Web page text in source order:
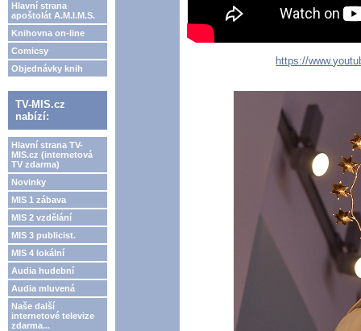
Hlavní strana
apoštolát A.M.I.M.S.
Knihovna on-line
Comicsy
Objednávky knih
TV-MIS.cz
nabízí:
Hlavní strana TV-
MIS.cz (internetová
TV zdarma)
Novinky
MIS 1 zábava
MIS 2 vzdělání
MIS 3 publicist.
MIS 4 lokální
Audia hudební
Audia mluvená
Naše další
internetové televize
zdarma...
https://